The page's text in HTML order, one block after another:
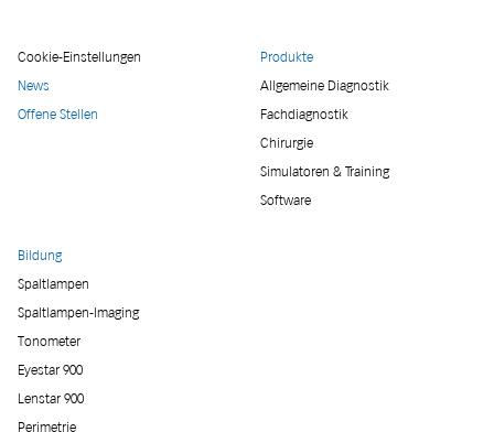
Cookie-Einstellungen
News
Offene Stellen
Produkte
Allgemeine Diagnostik
Fachdiagnostik
Chirurgie
Simulatoren & Training
Software
Bildung
Spaltlampen
Spaltlampen-Imaging
Tonometer
Eyestar 900
Lenstar 900
Perimetrie